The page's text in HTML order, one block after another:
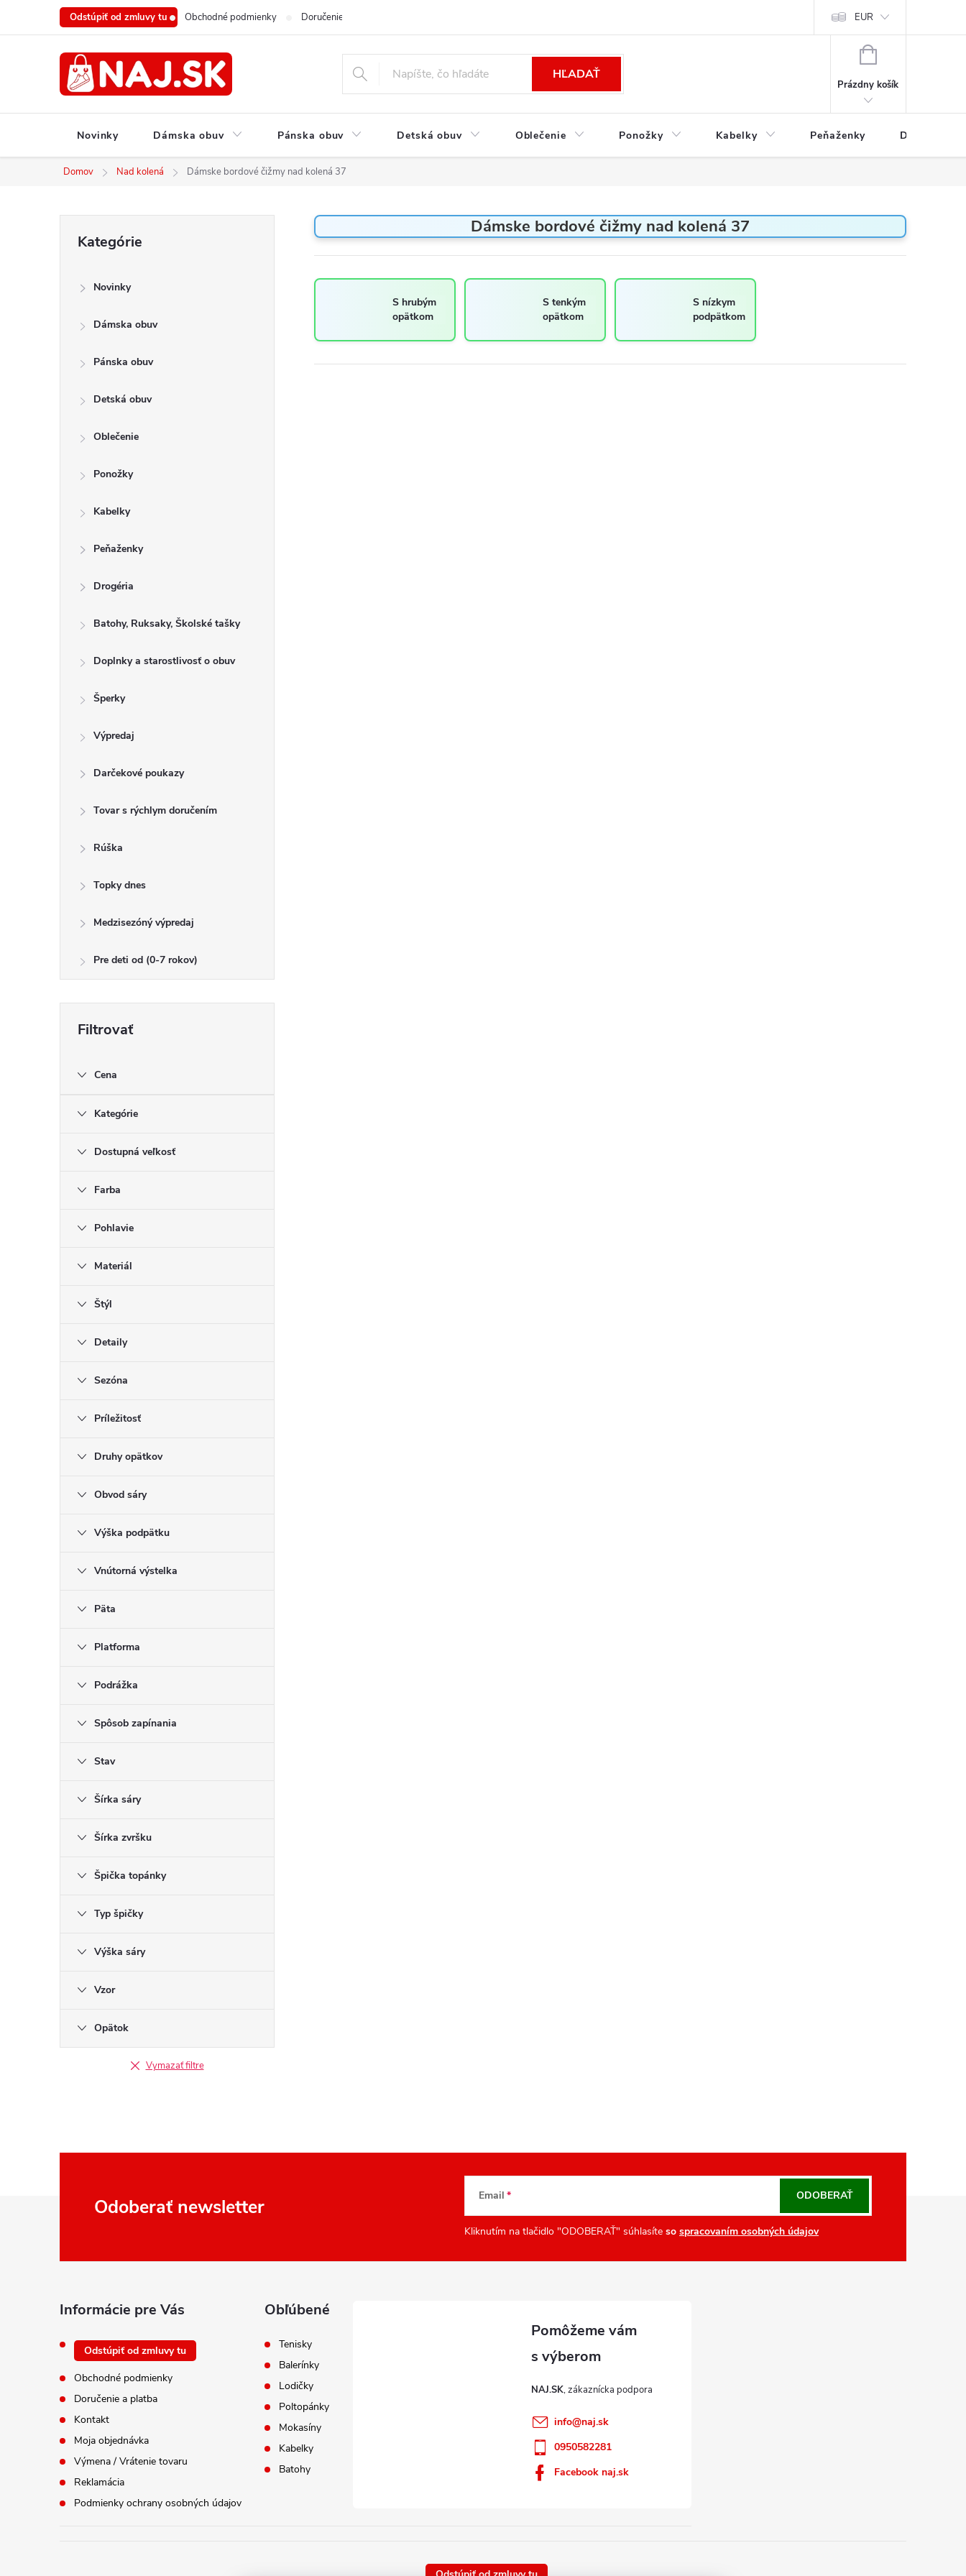
Odstúpiť od zmluvy tu Obchodné podmienky Doručenie a platba Podmienky ochrany osobných údajov
EUR
HĽADAŤ
NÁKUPNÝ
Prázdny košík
Novinky Dámska obuv Pánska obuv Detská obuv Oblečenie Ponožky Kabelky Peňaženky Drogéria
Domov Nad kolená Dámske bordové čižmy nad kolená 37
kategórie
Kategórie
Novinky
Dámska obuv
Pánska obuv
Detská obuv
Oblečenie
Ponožky
Kabelky
Peňaženky
Drogéria
Batohy, Ruksaky, Školské tašky
Doplnky a starostlivosť o obuv
Šperky
Výpredaj
Darčekové poukazy
Tovar s rýchlym doručením
Rúška
Topky dnes
Medzisezóný výpredaj
Pre deti od (0-7 rokov)
Cena
Kategórie
Dostupná veľkosť
Farba
Pohlavie
Materiál
Štýl
Detaily
Sezóna
Príležitosť
Druhy opätkov
Obvod sáry
Výška podpätku
Vnútorná výstelka
Päta
Platforma
Podrážka
Spôsob zapínania
Stav
Šírka sáry
Šírka zvršku
Špička topánky
Typ špičky
Výška sáry
Vzor
Opätok
Vymazať filtre
Dámske bordové čižmy nad kolená 37
S hrubým
opätkom
S tenkým
opätkom
S nízkym
podpätkom
Odoberať newsletter Email
Kliknutím na tlačidlo "ODOBERAŤ" súhlasíte so spracovaním osobných údajov
ODOBERAŤ
Informácie pre Vás
Odstúpiť od zmluvy tu
Obchodné podmienky
Doručenie a platba
Kontakt
Moja objednávka
Výmena / Vrátenie tovaru
Reklamácia
Podmienky ochrany osobných údajov
Obľúbené
Tenisky
Balerínky
Lodičky
Poltopánky
Mokasíny
Kabelky
Batohy
NAJ.SK
info@naj.sk
0950582281
Facebook naj.sk